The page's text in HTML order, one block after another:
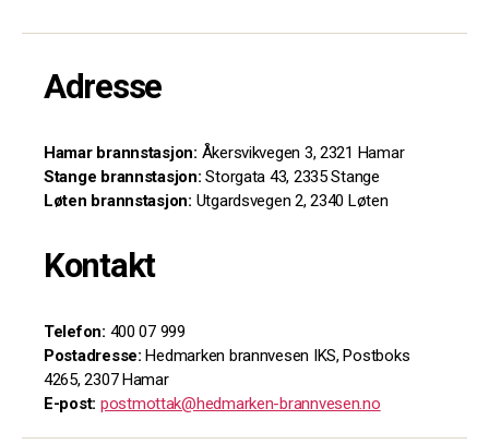
Adresse
Hamar brannstasjon: Åkersvikvegen 3, 2321 Hamar
Stange brannstasjon:Storgata 43, 2335 Stange
Løten brannstasjon: Utgardsvegen 2, 2340 Løten
Kontakt
Telefon: 400 07 999
Postadresse: Hedmarken brannvesen IKS, Postboks
4265, 2307 Hamar
E-post: postmottak@hedmarken-brannvesen.no